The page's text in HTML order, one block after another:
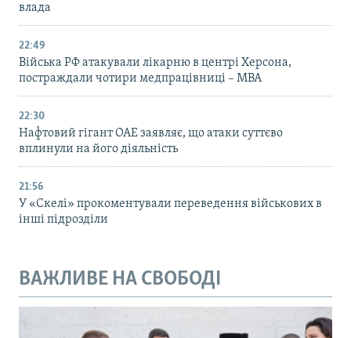
влада
22:49
Війська РФ атакували лікарню в центрі Херсона,
постраждали чотири медпрацівниці – МВА
22:30
Нафтовий гігант ОАЕ заявляє, що атаки суттєво
вплинули на його діяльність
21:56
У «Скелі» прокоментували переведення військових в
інші підрозділи
ВАЖЛИВЕ НА СВОБОДІ